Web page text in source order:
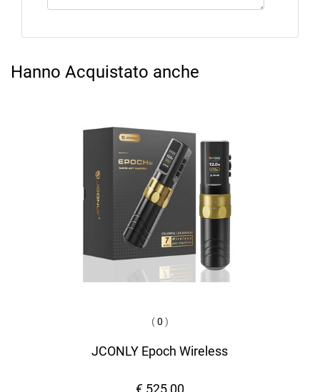
Hanno Acquistato anche
(0 )
JCONLY Epoch Wireless
€ 525,00